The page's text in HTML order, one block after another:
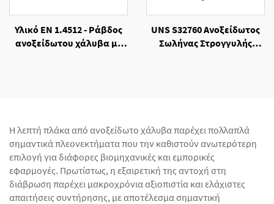
Υλικό ΕΝ 1.4512 - Ράβδος
ανοξείδωτου χάλυβα με
UNS S32760 Ανοξείδωτος
Σωλήνας Στρογγυλής
Η λεπτή πλάκα από ανοξείδωτο χάλυβα παρέχει πολλαπλά
σημαντικά πλεονεκτήματα που την καθιστούν ανωτερότερη
επιλογή για διάφορες βιομηχανικές και εμπορικές
εφαρμογές. Πρωτίστως, η εξαιρετική της αντοχή στη
διάβρωση παρέχει μακροχρόνια αξιοπιστία και ελάχιστες
απαιτήσεις συντήρησης, με αποτέλεσμα σημαντική